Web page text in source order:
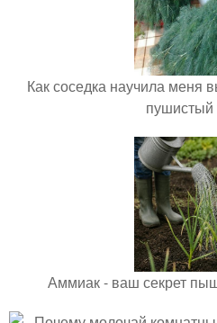
Как соседка научила меня
пушистый
Аммиак - ваш секрет